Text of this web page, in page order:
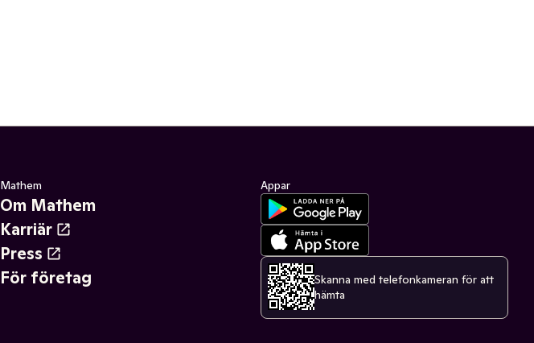
Mathem
Om Mathem
Karriär
Press
För företag
Appar
Skanna med telefonkameran för att
hämta